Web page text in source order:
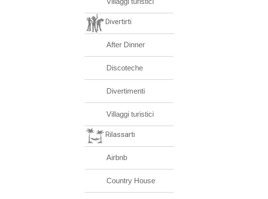
Divertirti
After Dinner
Discoteche
Divertimenti
Villaggi turistici
Rilassarti
Airbnb
Country House